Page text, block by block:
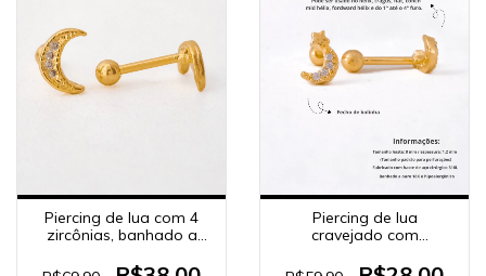
Piercing de lua com 4
zircônias, banhado a
Piercing de lua
cravejado com
ouro 18K.